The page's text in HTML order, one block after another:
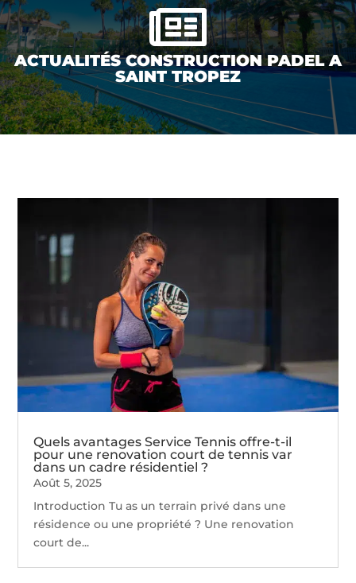

ACTUALITÉS CONSTRUCTION PADEL A
SAINT TROPEZ
Quels avantages Service Tennis offre-t-il
pour une renovation court de tennis var
dans un cadre résidentiel ?
Août 5, 2025
Introduction Tu as un terrain privé dans une
résidence ou une propriété ? Une renovation
court de...